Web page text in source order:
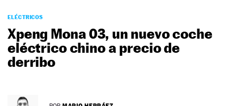
PODCAST
MOTOS
TECNOLOGÍA
SUPERCOCHES
SERVICIOS
ELÉCTRICOS
Xpeng Mona 03, un nuevo coche
eléctrico chino a precio de
derribo